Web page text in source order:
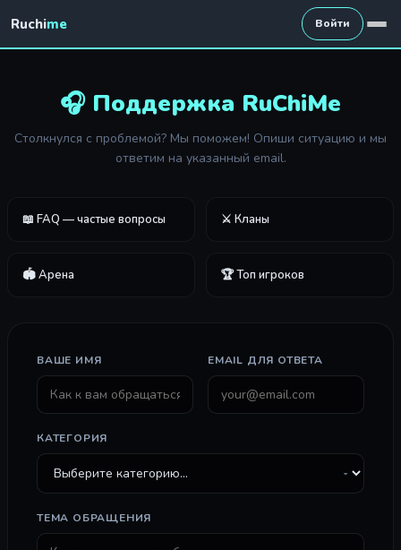
Ruchime Войти
🎧 Поддержка RuChiMe
Столкнулся с проблемой? Мы поможем! Опиши ситуацию и мы
ответим на указанный email.
📖 FAQ — частые вопросы ⚔️ Кланы
🏟️ Арена 🏆 Топ игроков
ВАШЕ ИМЯ EMAIL ДЛЯ ОТВЕТА
КАТЕГОРИЯ
ТЕМА ОБРАЩЕНИЯ